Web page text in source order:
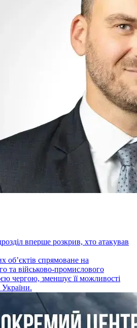
вперше розкрив, хто атакував
об’єктів спрямоване на
та військово-промислового
чергою, зменшує її можливості